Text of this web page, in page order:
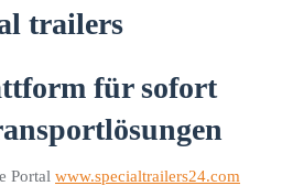
für sofort
Portal www.specialtrailers24.com